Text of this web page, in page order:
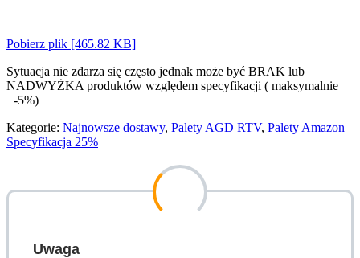
Pobierz plik [465.82 KB]
Sytuacja nie zdarza się często jednak może być BRAK lub
NADWYŻKA produktów względem specyfikacji ( maksymalnie
+-5%)
Kategorie: Najnowsze dostawy, Palety AGD RTV, Palety Amazon
Specyfikacja 25%
Uwaga